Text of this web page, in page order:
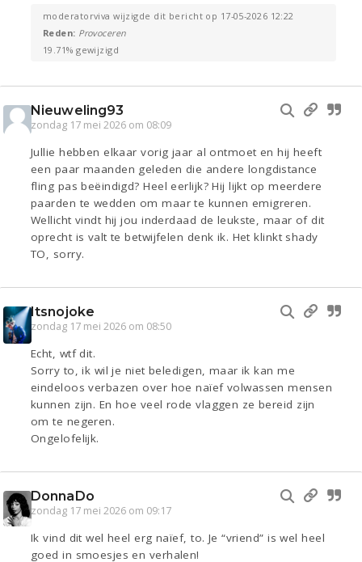
moderatorviva wijzigde dit bericht op 17-05-2026 12:22
Reden: Provoceren
19.71% gewijzigd
Nieuweling93
zondag 17 mei 2026 om 08:09
Jullie hebben elkaar vorig jaar al ontmoet en hij heeft
een paar maanden geleden die andere longdistance
fling pas beëindigd? Heel eerlijk? Hij lijkt op meerdere
paarden te wedden om maar te kunnen emigreren.
Wellicht vindt hij jou inderdaad de leukste, maar of dit
oprecht is valt te betwijfelen denk ik. Het klinkt shady
TO, sorry.
Itsnojoke
zondag 17 mei 2026 om 08:50
Echt, wtf dit.
Sorry to, ik wil je niet beledigen, maar ik kan me
eindeloos verbazen over hoe naïef volwassen mensen
kunnen zijn. En hoe veel rode vlaggen ze bereid zijn
om te negeren.
Ongelofelijk.
DonnaDo
zondag 17 mei 2026 om 09:17
Ik vind dit wel heel erg naïef, to. Je “vriend” is wel heel
goed in smoesjes en verhalen!